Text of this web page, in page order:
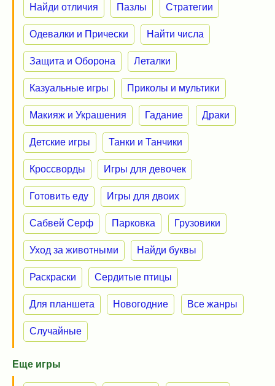
Найди отличия Пазлы Стратегии
Одевалки и Прически Найти числа
Защита и Оборона Леталки
Казуальные игры Приколы и мультики
Макияж и Украшения Гадание Драки
Детские игры Танки и Танчики
Кроссворды Игры для девочек
Готовить еду Игры для двоих
Сабвей Серф Парковка Грузовики
Уход за животными Найди буквы
Раскраски Сердитые птицы
Для планшета Новогодние Все жанры
Случайные
Еще игры